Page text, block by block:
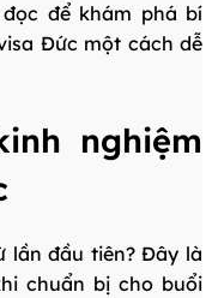
để khám phá bí
Đức một cách dễ
nghiệm
lần đầu tiên? Đây là
chuẩn bị cho buổi